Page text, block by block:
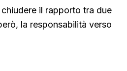
il rapporto tra due
la responsabilità verso